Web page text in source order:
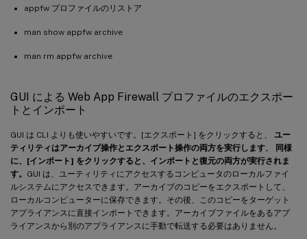
appfw プロファイルのリストア
man show appfw archive
man rm appfw archive
GUI による Web App Firewall プロファイルのエクスポー
トとインポート
GUI は CLI よりも使いやすいです。[エクスポート] をクリックすると、 ユー
ティリティはアーカイブ操作とエクスポート操作の両方を実行します。 同様
に、[インポート] をクリックすると、インポートと復元の両方が実行されま
す。 GUI は、ユーティリティにアクセスするコンピュータのローカルファイ
ルシステムにアクセスできます。アーカイブのコピーをエクスポートして、
ローカルコンピューターに保存できます。その後、このコピーをターゲット
アプライアンスに直接インポートできます。アーカイブファイルをあるアプ
ライアンスから別のアプライアンスに手動で転送する必要はありません。